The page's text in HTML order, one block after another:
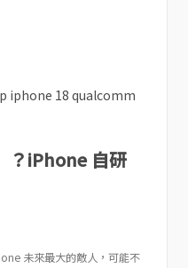
？iPhone 自研
未來最大的敵人，可能不